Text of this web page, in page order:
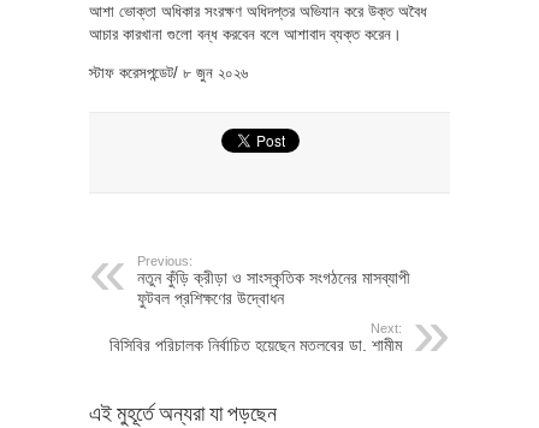
আশা ভোক্তা অধিকার সংরক্ষণ অধিদপ্তর অভিযান করে উক্ত অবৈধ
আচার কারখানা গুলো বন্ধ করবেন বলে আশাবাদ ব্যক্ত করেন।
স্টাফ করেসপন্ডেট/ ৮ জুন ২০২৬
Previous:
নতুন কুঁড়ি ক্রীড়া ও সাংস্কৃতিক সংগঠনের মাসব্যাপী
ফুটবল প্রশিক্ষণের উদ্বোধন
Next:
বিসিবির পরিচালক নির্বাচিত হয়েছেন মতলবের ডা. শামীম
এই মুহূর্তে অন্যরা যা পড়ছেন